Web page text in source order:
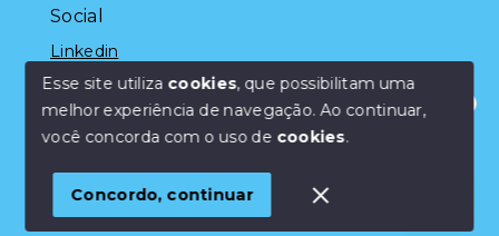
Olá! Estamos disponíveis para te ajudar.
Social
Linkedin
© Copyright 2026 - Marcelo Silveira - Todos os direitos
SITE PARA IMOBILIARIA
Esse site utiliza cookies, que possibilitam uma
melhor experiência de navegação.Ao continuar,
você concorda com o uso de cookies.
Concordo, continuar